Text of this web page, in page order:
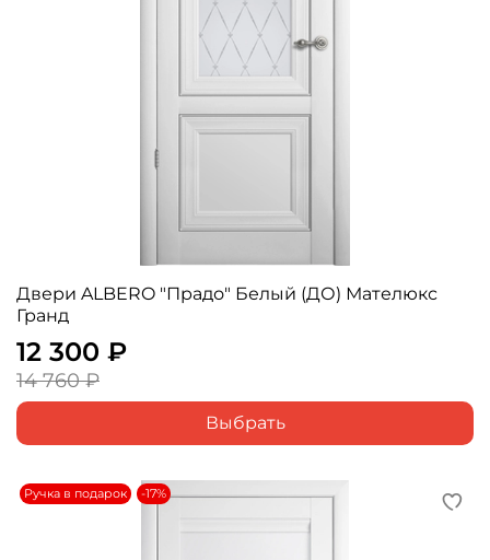
Двери ALBERO "Прадо" Белый (ДО) Мателюкс
Гранд
12 300 ₽
14 760 ₽
Выбрать
Ручка в подарок -17%